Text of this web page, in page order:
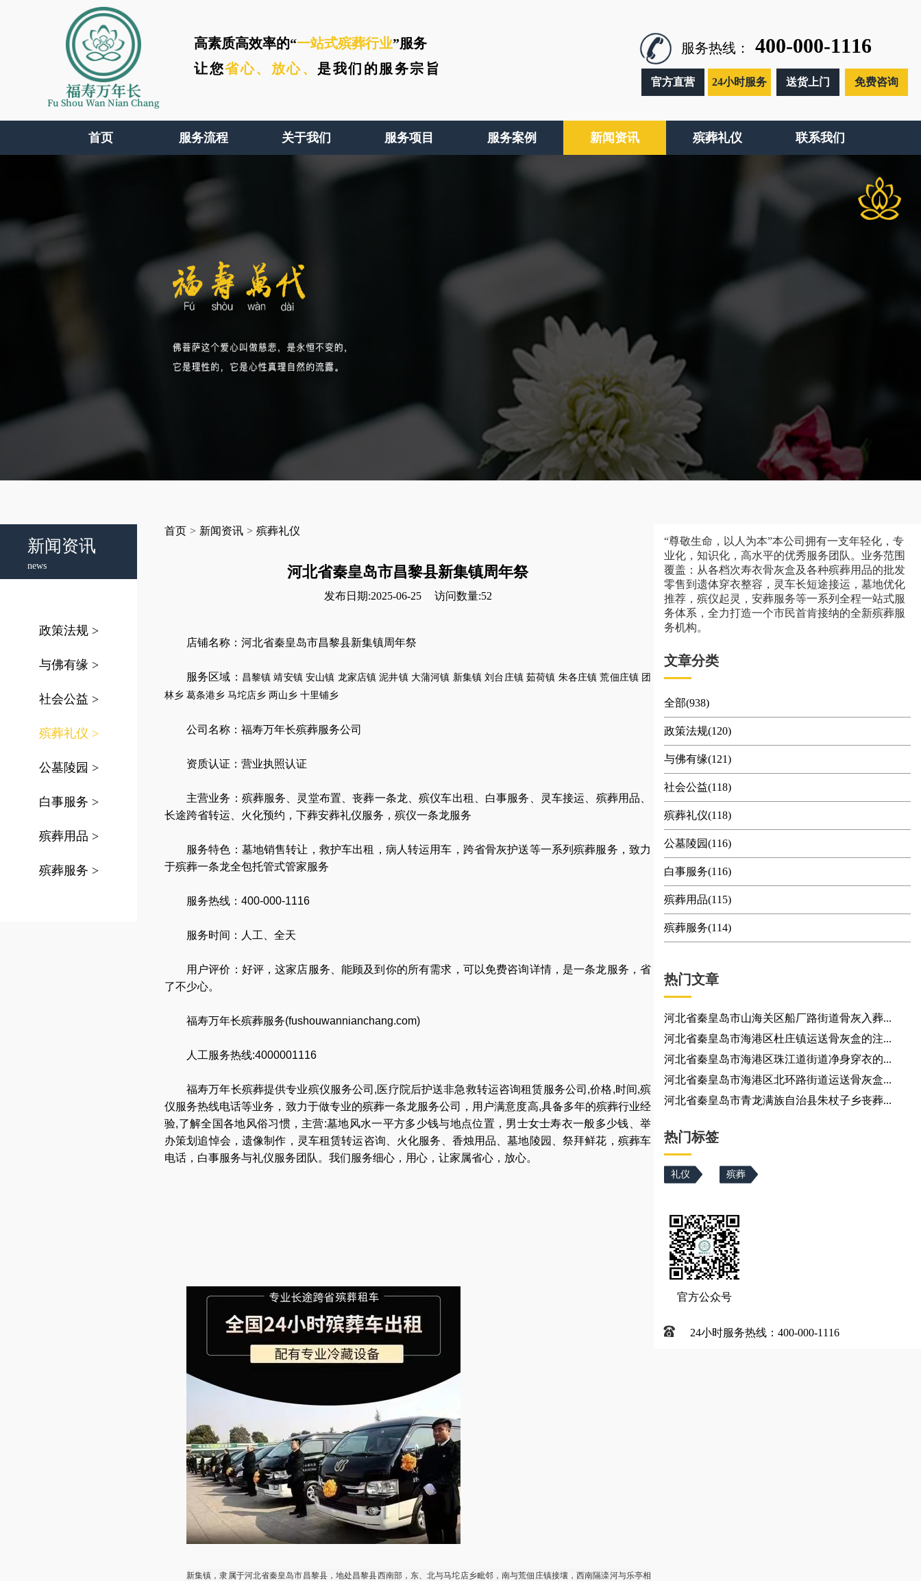
福寿万年长
Fu Shou Wan Nian Chang
高素质高效率的“一站式殡葬行业”服务
让您省心、 放心、 是我们的服务宗旨
服务热线： 400-000-1116
官方直营 24小时服务 送货上门 免费咨询
首页 服务流程 关于我们 服务项目 服务案例 新闻资讯 殡葬礼仪 联系我们
新闻资讯
news
政策法规 >
与佛有缘 >
社会公益 >
殡葬礼仪 >
公墓陵园 >
白事服务 >
殡葬用品 >
殡葬服务 >
首页 > 新闻资讯 > 殡葬礼仪
河北省秦皇岛市昌黎县新集镇周年祭
发布日期:2025-06-25 访问数量:52
店铺名称：河北省秦皇岛市昌黎县新集镇周年祭
服务区域： 昌黎镇 靖安镇 安山镇 龙家店镇 泥井镇 大蒲河镇 新集镇 刘台庄镇 茹荷镇 朱各庄镇 荒佃庄镇 团
林乡 葛条港乡 马坨店乡 两山乡 十里铺乡
公司名称： 福寿万年长殡葬服务公司
资质认证：营业执照认证
主营业务： 殡葬服务 灵堂布置 、丧葬一条龙 、殡仪车出租 白事服务 灵车接运 殡葬用品
长途跨省转运
火化预约 ， 下葬安葬礼仪服务 ， 殡仪一条龙服务
服务特色： 墓地销售转让 ， 救护车出租 ， 病人转运用车 ， 跨省骨灰护送等一系列殡葬服务， 致力
于殡葬一条龙全包托管式管家服务
服务热线：400-000-1116
服务时间：人工、全天
用户评价：好评，这家店服务、能顾及到你的所有需求，可以免费咨询详情，是一条龙服务，省
了不少心。
福寿万年长殡葬服务(fushouwannianchang.com)
人工服务热线:4000001116
福寿万年长殡葬提供专业殡仪服务公司 ,医疗院后护送非急救转运咨询租赁服务公司 ,价格,时间,殡
仪服务热线电话等业务，致力于做专业的殡葬一条龙服务公司
，用户满意度高,具备多年的殡葬行业经
验,了解全国各地风俗习惯，主营:墓地风水一平方多少钱与地点位置 ， 男士女士寿衣一般多少钱 、举
办策划追悼会 ， 遗像制作 ， 灵车租赁转运咨询 火化服务 香烛用品 、墓地陵园 、祭拜鲜花 ， 殡葬车
电话 ， 白事服务与礼仪服务团队 。我们服务细心，用心，让家属省心，放心。
新集镇，隶属于河北省秦皇岛市昌黎县，地处昌黎县西南部，东、北与马坨店乡毗邻，南与荒佃庄镇接壤，西南隔滦河与乐亭相
“尊敬生命，以人为本”本公司拥有一支年轻化，专
业化，知识化，高水平的优秀服务团队。业务范围
覆盖：从各档次寿衣骨灰盒及各种殡葬用品的批发
零售到遗体穿衣整容，灵车长短途接运，墓地优化
推荐，殡仪起灵，安葬服务等一系列全程一站式服
务体系，全力打造一个市民首肯接纳的全新殡葬服
务机构。
文章分类
全部(938)
政策法规(120)
与佛有缘(121)
社会公益(118)
殡葬礼仪(118)
公墓陵园(116)
白事服务(116)
殡葬用品(115)
殡葬服务(114)
热门文章
河北省秦皇岛市山海关区船厂路街道骨灰入葬...
河北省秦皇岛市海港区杜庄镇运送骨灰盒的注...
河北省秦皇岛市海港区珠江道街道净身穿衣的...
河北省秦皇岛市海港区北环路街道运送骨灰盒...
河北省秦皇岛市青龙满族自治县朱杖子乡丧葬...
热门标签
礼仪 殡葬
官方公众号
24小时服务热线：400-000-1116